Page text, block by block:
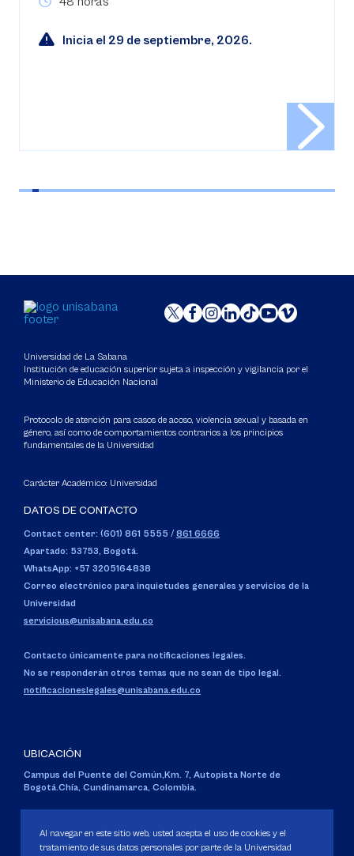
Inicia el 29 de septiembre, 2026.
Universidad de La Sabana
Institución de educación superior sujeta a inspección y vigilancia por el
Ministerio de Educación Nacional
Protocolo de atención para casos de acoso, violencia sexual y basada en
género, así como de comportamientos contrarios a los principios
fundamentales de la Universidad
Carácter Académico: Universidad
DATOS DE CONTACTO
Contact center: (601) 861 5555 / 861 6666
Apartado: 53753, Bogotá.
WhatsApp: +57 3205164838
Correo electrónico para inquietudes generales y servicios de la
Universidad
servicious@unisabana.edu.co
Contacto únicamente para notificaciones legales.
No se responderán otros temas que no sean de tipo legal.
notificacioneslegales@unisabana.edu.co
UBICACIÓN
Campus del Puente del Común,Km. 7, Autopista Norte de
Bogotá.Chía, Cundinamarca, Colombia.
Personería Jurídica:Resolución 130 del 14 de enero de 1980.
Ministerio de Educación Nacional.
Al navegar en este sitio web, usted acepta el uso de cookies y el
tratamiento de sus datos personales por parte de la Universidad